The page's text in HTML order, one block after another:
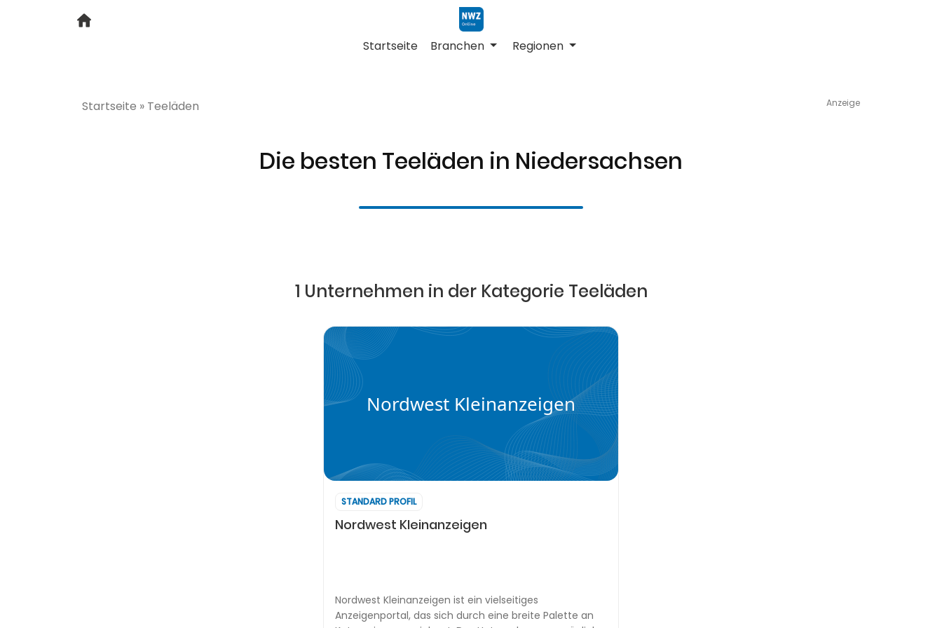
Startseite Branchen Regionen
Startseite » Teeläden Anzeige
Die besten Teeläden in Niedersachsen
1 Unternehmen in der Kategorie Teeläden
Nordwest Kleinanzeigen
STANDARD PROFIL
Nordwest Kleinanzeigen
Nordwest Kleinanzeigen ist ein vielseitiges
Anzeigenportal, das sich durch eine breite Palette an